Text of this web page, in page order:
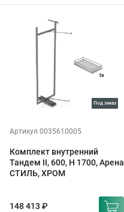
под заказ
Артикул 0035610005
Комплект внутренний
Тандем II, 600, H 1700, Арена
СТИЛЬ, ХРОМ
148 413 ₽